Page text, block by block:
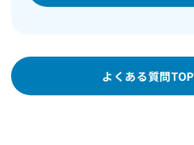
よくある質問TOP